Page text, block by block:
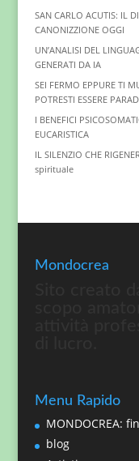
SAN CARLO ACUTIS: IL
CANONIZZIONE OGGI
UN’ANALISI DEL
GENERATI DA IA
SEI FERMO EPPURE TI
POTRESTI ESSERE
I BENEFICI
EUCARISTICA
IL SILENZIO CHE
spirituale
Mondocrea
Menu Rapido
MONDOCREA:
blog